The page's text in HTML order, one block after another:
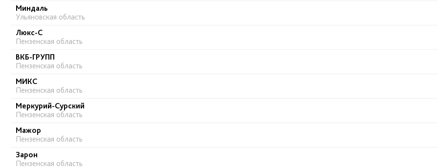
Миндаль
Ульяновская область
Люкс-С
Пензенская область
ВКБ-ГРУПП
Пензенская область
МИКС
Пензенская область
Меркурий-Сурский
Пензенская область
Мажор
Пензенская область
Зарон
Пензенская область